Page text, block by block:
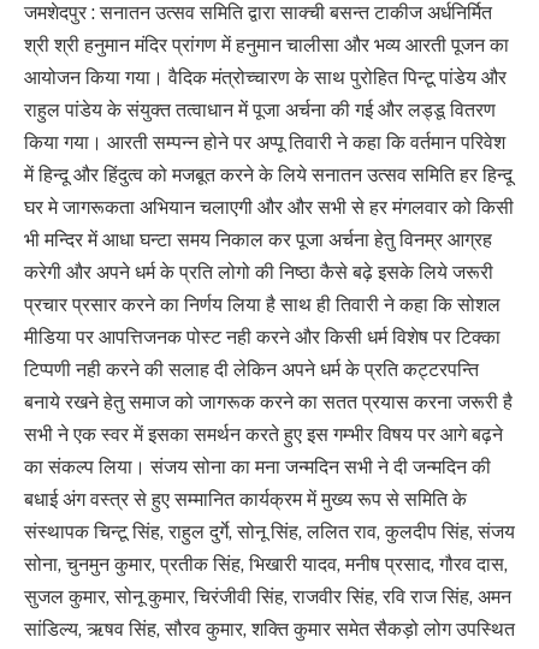
जमशेदपुर : सनातन उत्सव समिति द्वारा साक्ची बसन्त टाकीज अर्धनिर्मित
श्री श्री हनुमान मंदिर प्रांगण में हनुमान चालीसा और भव्य आरती पूजन का
आयोजन किया गया। वैदिक मंत्रोच्चारण के साथ पुरोहित पिन्टू पांडेय और
राहुल पांडेय के संयुक्त तत्वाधान में पूजा अर्चना की गई और लड्डू वितरण
किया गया। आरती सम्पन्न होने पर अप्पू तिवारी ने कहा कि वर्तमान परिवेश
में हिन्दू और हिंदुत्व को मजबूत करने के लिये सनातन उत्सव समिति हर हिन्दू
घर मे जागरूकता अभियान चलाएगी और और सभी से हर मंगलवार को किसी
भी मन्दिर में आधा घन्टा समय निकाल कर पूजा अर्चना हेतु विनम्र आग्रह
करेगी और अपने धर्म के प्रति लोगो की निष्ठा कैसे बढ़े इसके लिये जरूरी
प्रचार प्रसार करने का निर्णय लिया है साथ ही तिवारी ने कहा कि सोशल
मीडिया पर आपत्तिजनक पोस्ट नही करने और किसी धर्म विशेष पर टिक्का
टिप्पणी नही करने की सलाह दी लेकिन अपने धर्म के प्रति कट्टरपन्ति
बनाये रखने हेतु समाज को जागरूक करने का सतत प्रयास करना जरूरी है
सभी ने एक स्वर में इसका समर्थन करते हुए इस गम्भीर विषय पर आगे बढ़ने
का संकल्प लिया। संजय सोना का मना जन्मदिन सभी ने दी जन्मदिन की
बधाई अंग वस्त्र से हुए सम्मानित कार्यक्रम में मुख्य रूप से समिति के
संस्थापक चिन्टू सिंह, राहुल दुर्गे, सोनू सिंह, ललित राव, कुलदीप सिंह, संजय
सोना, चुनमुन कुमार, प्रतीक सिंह, भिखारी यादव, मनीष प्रसाद, गौरव दास,
सुजल कुमार, सोनू कुमार, चिरंजीवी सिंह, राजवीर सिंह, रवि राज सिंह, अमन
सांडिल्य, ऋषव सिंह, सौरव कुमार, शक्ति कुमार समेत सैकड़ो लोग उपस्थित